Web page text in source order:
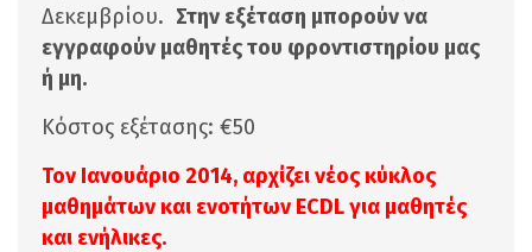
Δεκεμβρίου. Στην εξέταση μπορούν να
εγγραφούν μαθητές του φροντιστηρίου μας
ή μη.
Κόστος εξέτασης: €50
Τον Ιανουάριο 2014, αρχίζει νέος κύκλος
μαθημάτων και ενοτήτων ΕCDLγια μαθητές
και ενήλικες.